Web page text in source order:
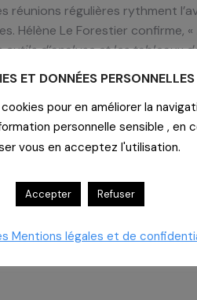
réunions régulières rythment
Hélène Le Forestier confirme, «
d’analyse et les tableaux
re-sollicités lorsque des
sont organisés avec
technique des
appel d’offres a été lancé
accompagné avec succès la
ET DONNÉES PERSONNELLES
pour en améliorer la
personnelle sensible , en
vous en acceptez l'utilisation.
Accepter Refuser
Mentions légales et de